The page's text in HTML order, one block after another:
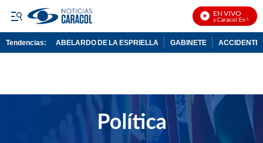
EN VIVO
Noticias Caracol En Vivo
Tendencias: ABELARDO DE LA ESPRIELLA GABINETE ACCIDENTE